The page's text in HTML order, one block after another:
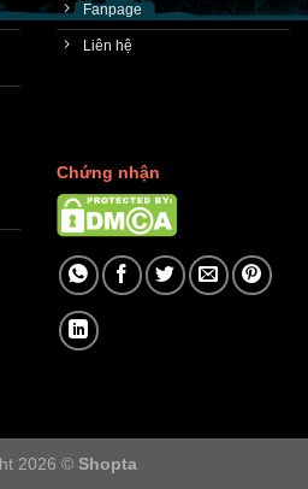
Fanpage
Liên hệ
Chứng nhận
2026 © Shopta